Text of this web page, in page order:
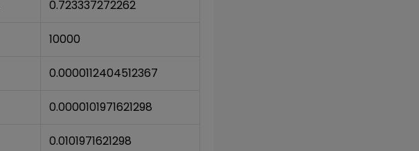
0.723337272262
10000
0.0000112404512367
0.0000101971621298
0.0101971621298